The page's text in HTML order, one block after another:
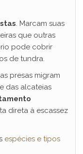
. Marcam suas
que outras
pode cobrir
de tundra.
presas migram
das alcateias
direta à escassez
espécies e tipos